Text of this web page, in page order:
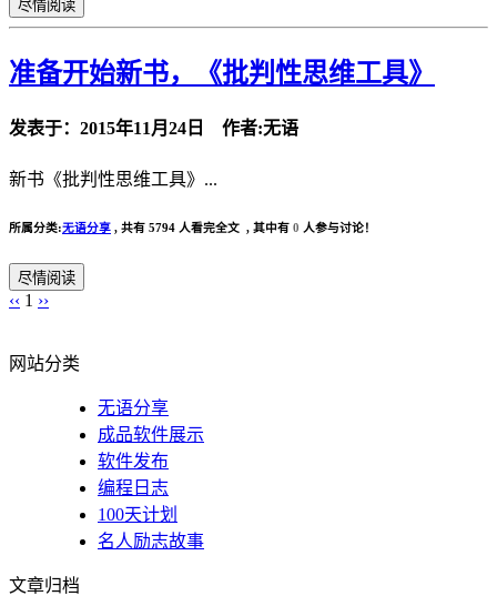
尽情阅读
准备开始新书，《批判性思维工具》
发表于：2015年11月24日 作者:无语
新书《批判性思维工具》...
所属分类:无语分享 , 共有 5794 人看完全文 , 其中有 0 人参与讨论！
尽情阅读
‹‹ 1 ››
网站分类
无语分享
成品软件展示
软件发布
编程日志
100天计划
名人励志故事
文章归档